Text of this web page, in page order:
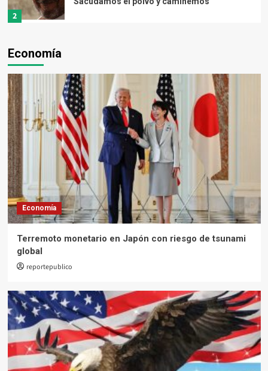
2
3
4
Opinión
La pirámide de Maslow
5
Opinión
El sometimiento total de Arévalo
2
Opinión
Sacudamos el polvo y caminemos
Economía
Economía
Terremoto monetario en Japón con riesgo de tsunami
global
reportepublico